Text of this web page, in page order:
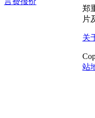
郑
片
关
站